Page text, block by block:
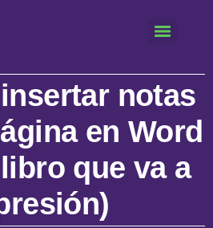
notas
en Word
que va a